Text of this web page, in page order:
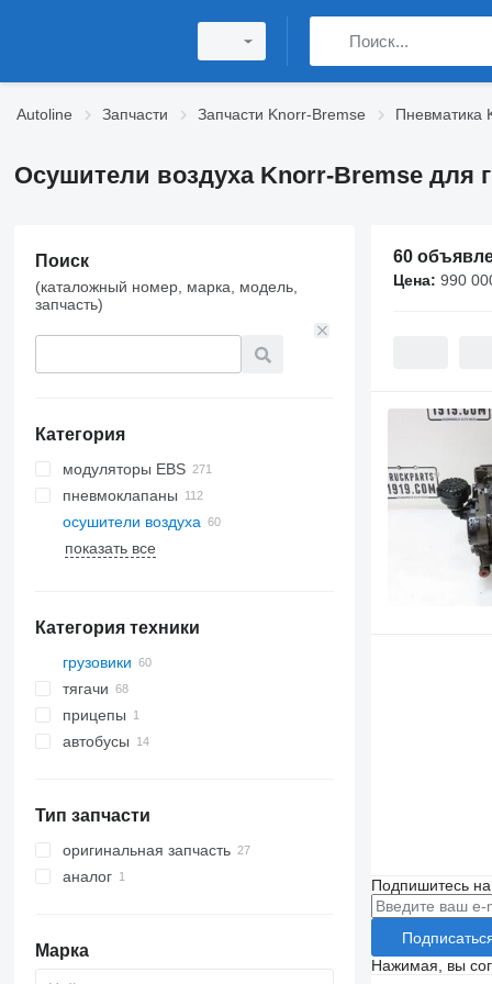
Autoline Запчасти Запчасти Knorr-Bremse Пневматика
Осушители воздуха Knorr-Bremse для
Поиск
(каталожный номер, марка, модель,
запчасть)
Категория
модуляторы EBS
пневмоклапаны
осушители воздуха
показать все
Категория техники
грузовики
тягачи
прицепы
автобусы
Тип запчасти
оригинальная запчасть
аналог
Марка
60
Цена: 990
Подпишитесь
Нажимая, вы